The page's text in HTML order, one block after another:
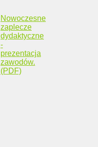
Nowoczesne
zaplecze
dydaktyczne
-
prezentacja
zawodów.
(PDF)